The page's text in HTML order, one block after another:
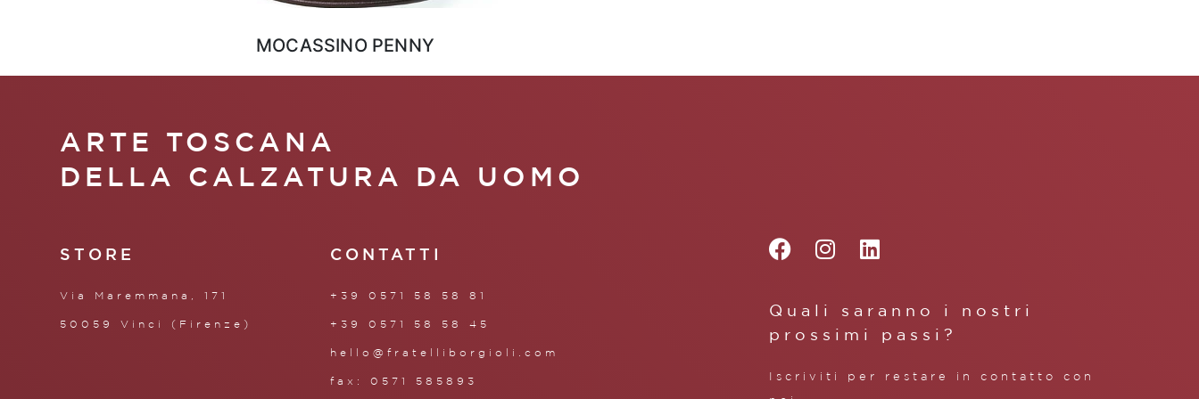
MOCASSINO PENNY
ARTE TOSCANA
DELLA CALZATURA DA UOMO
STORE
Via Maremmana, 171
50059 Vinci (Firenze)
CONTATTI
+39 0571 58 58 81
+39 0571 58 58 45
hello@fratelliborgioli.com
fax: 0571 585893
Quali saranno i nostri
prossimi passi?
Iscriviti per restare in contatto con